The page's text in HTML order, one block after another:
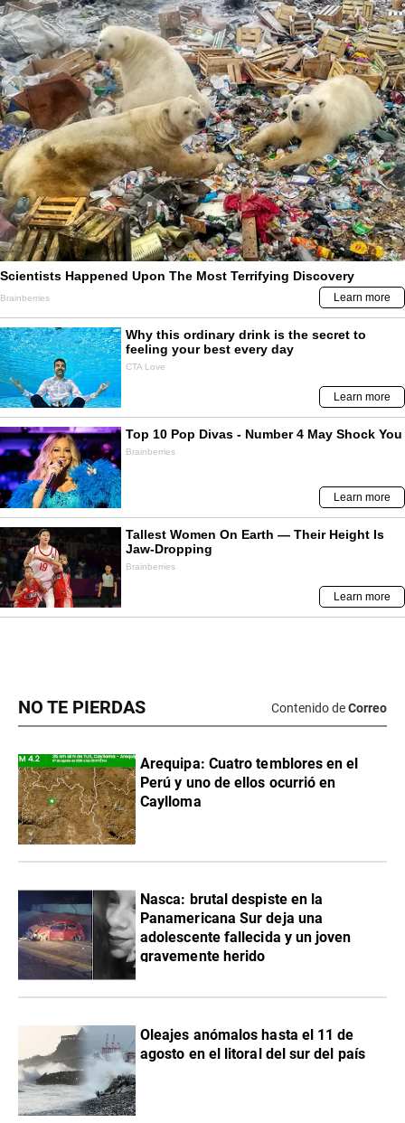
NO TE PIERDAS Contenido deCorreo
Arequipa: Cuatro temblores en el
Perú y uno de ellos ocurrió en
Caylloma
Nasca: brutal despiste en la
Panamericana Sur deja una
adolescente fallecida y un joven
gravemente herido
Oleajes anómalos hasta el 11 de
agosto en el litoral del sur del país